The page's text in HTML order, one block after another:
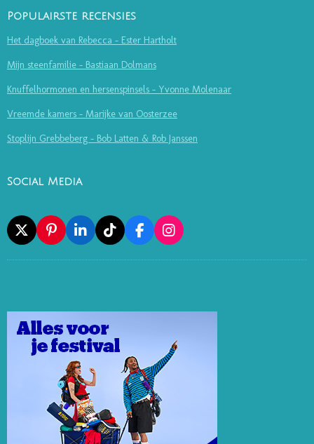
Populairste recensies
Het dagboek van Rebecca - Ester Hartholt
Mijn steenfamilie - Bastiaan Dolmans
Knuffelhormonen en hersenspinsels - Yvonne Molenaar
Vreemde kamers - Marijke van Oosterzee
Stoplijn Grebbeberg - Bob Latten & Rob Janssen
Social Media
X
P
I
N
E
S
T
L
I
N
I
N
T
I
K
F
A
C
O
I
N
S
R
M